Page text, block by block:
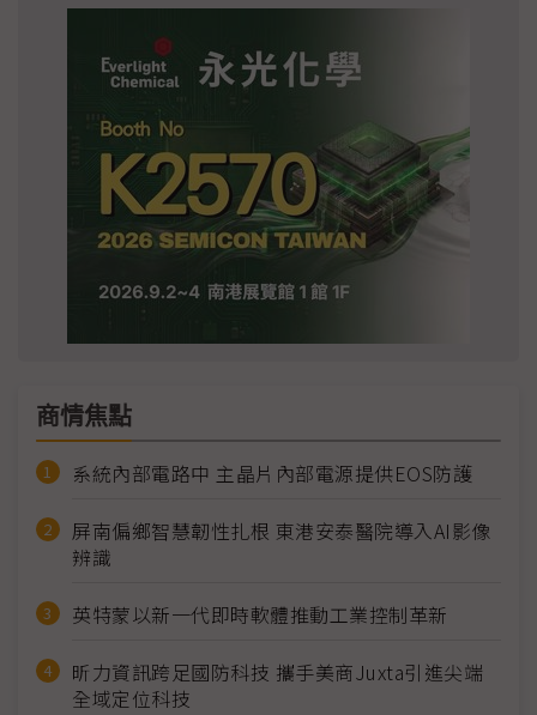
商情焦點
系統內部電路中 主晶片內部電源提供EOS防護
屏南偏鄉智慧韌性扎根 東港安泰醫院導入AI影像
辨識
英特蒙以新一代即時軟體推動工業控制革新
昕力資訊跨足國防科技 攜手美商Juxta引進尖端
全域定位科技